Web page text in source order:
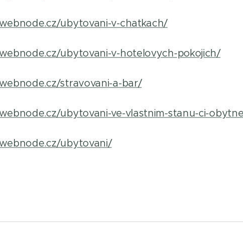
ubytovani-v-chatkach/
ubytovani-v-hotelovych-pokojich/
stravovani-a-bar/
ubytovani-ve-vlastnim-stanu-ci-
ubytovani/